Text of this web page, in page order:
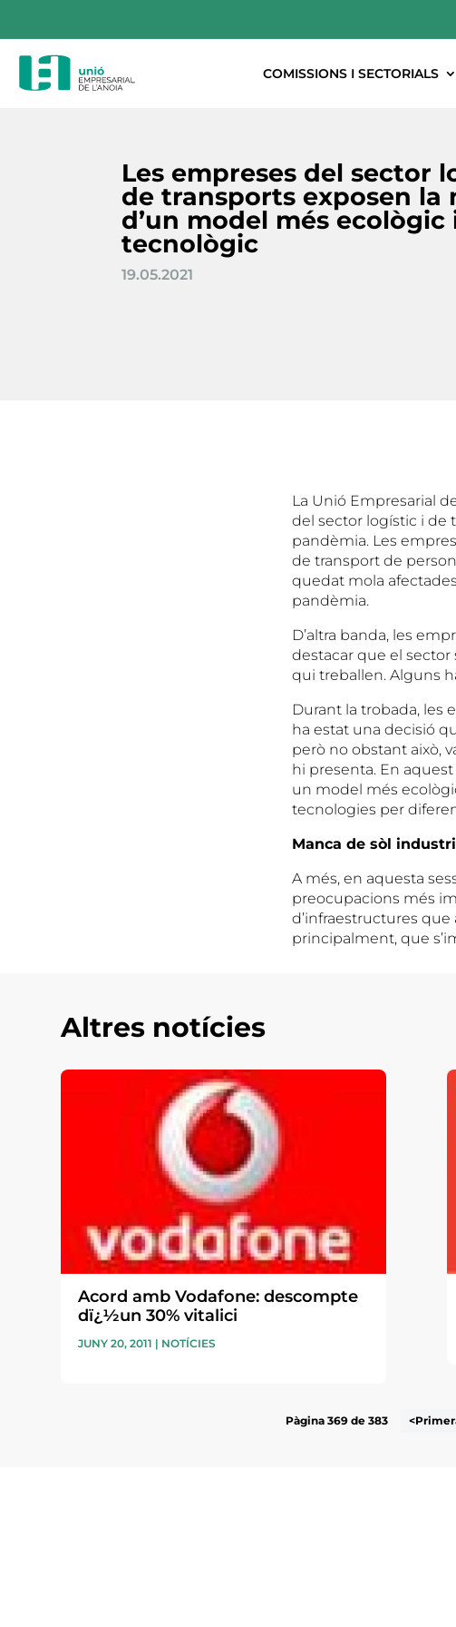
COMISSIONS I SECTORIALS
Les empreses del sector
de transports exposen la
d’un model més ecològic
tecnològic
19.05.2021
La Unió Empresarial
del sector logístic i de
pandèmia. Les
de transport de
quedat mola
pandèmia.
D’altra banda, les
destacar que el sector
qui treballen. Alguns
Durant la trobada, les
ha estat una decisió
però no obstant això,
hi presenta. En
un model més
tecnologies per
Manca de sòl
A més, en aquesta
preocupacions més
d’infraestructures
principalment, que
Altres notícies
Acord amb Vodafone: descompte
dï¿½un 30% vitalici
JUNY 20, 2011 | NOTÍCIES
Pàgina 369 de 383